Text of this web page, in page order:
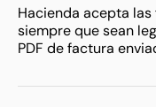
Hacienda acepta
siempre que sean
PDF de factura